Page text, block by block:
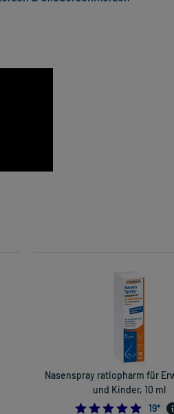
Nasenspray ratiopharm für
und Kinder, 10 ml
19*